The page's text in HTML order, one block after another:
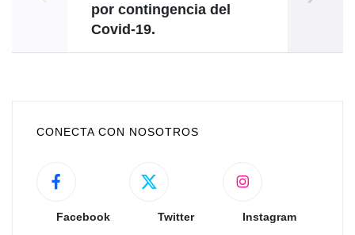
por contingencia del
Covid-19.
CONECTA CON NOSOTROS
Facebook Twitter Instagram